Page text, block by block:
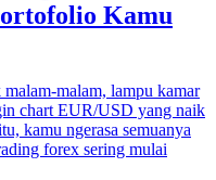
Kamu
malam, lampu kamar
chart EUR/USD yang naik
kamu ngerasa semuanya
forex sering mulai